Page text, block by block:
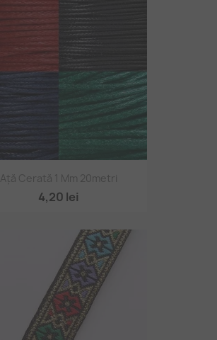
Ață Cerată 1 Mm 20metri
4,20 lei